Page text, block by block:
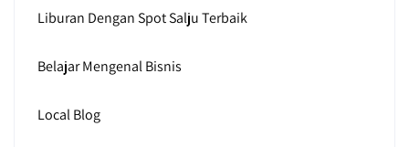
Liburan Dengan Spot Salju Terbaik
Belajar Mengenal Bisnis
Local Blog